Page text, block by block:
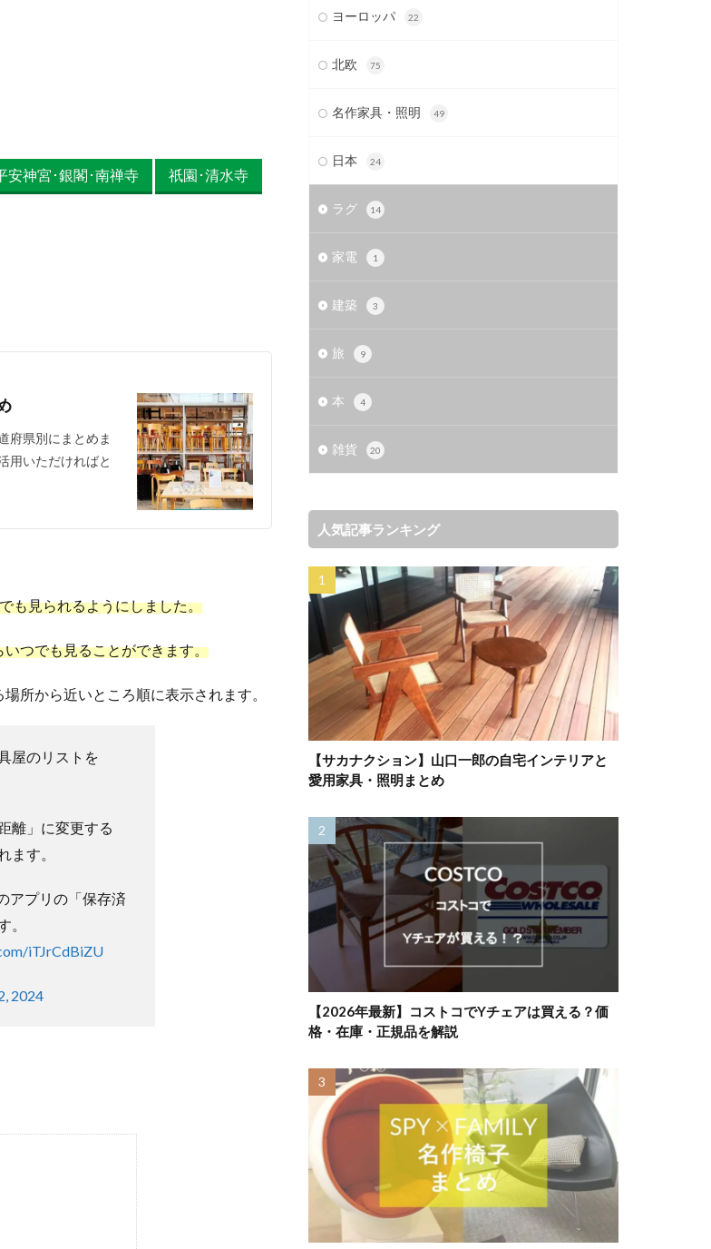
安神宮･銀閣･南禅寺 祇園･清水寺
府県別にまとめま
用いただければと
でも見られるようにしました。
つでも見ることができます。
所から近いところ順に表示されます。
屋のリストを
離」に変更する
ます。
アプリの「保存済
。
iTJrCdBiZU
2024
ヨーロッパ 22
北欧 75
名作家具・照明 49
日本 24
ラグ 14
家電 1
建築 3
旅 9
本 4
雑貨 20
人気記事ランキング
【サカナクション】山口一郎の自宅インテリアと
愛用家具・照明まとめ
【2026年最新】コストコでYチェアは買える？価
格・在庫・正規品を解説